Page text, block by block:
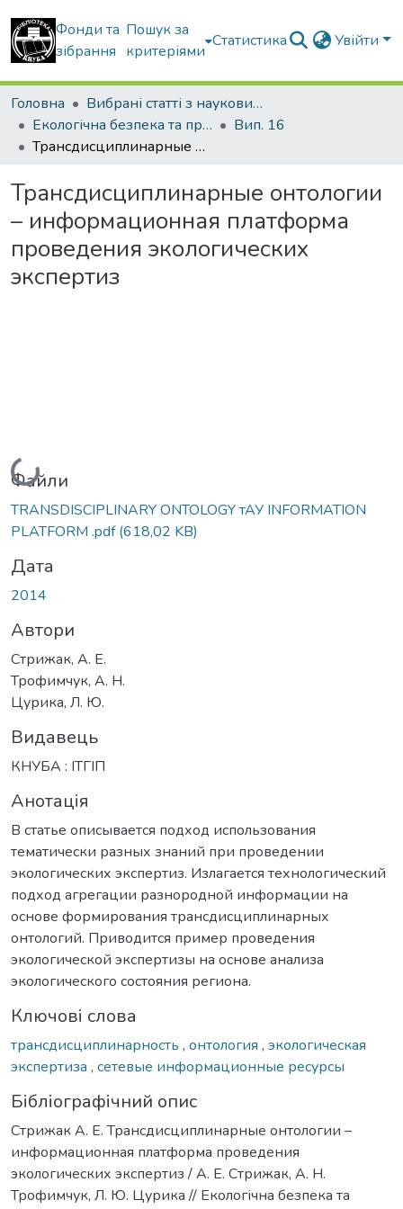
Фонди та
зібрання
Пошук за
критеріями
Статистика Увійти
Головна
Вибрані статті з наукових збірників КНУБА
Екологічна безпека та природокористування
Вип. 16
Трансдисциплинарные онтологии – информационная платформа проведения экологических экспертиз
Трансдисциплинарные онтологии
– информационная платформа
проведения экологических
экспертиз
Вантажиться...
Файли
TRANSDISCIPLINARY ONTOLOGY тАУ INFORMATION
PLATFORM .pdf(618,02 KB)
Дата
2014
Автори
Стрижак, А. Е.
Трофимчук, А. Н.
Цурика, Л. Ю.
Видавець
КНУБА : ІТГІП
Анотація
В статье описывается подход использования
тематически разных знаний при проведении
экологических экспертиз. Излагается технологический
подход агрегации разнородной информации на
основе формирования трансдисциплинарных
онтологий. Приводится пример проведения
экологической экспертизы на основе анализа
экологического состояния региона.
Ключові слова
трансдисциплинарность , онтология , экологическая
экспертиза , сетевые информационные ресурсы
Бібліографічний опис
Стрижак А. Е. Трансдисциплинарные онтологии –
информационная платформа проведения
экологических экспертиз / А. Е. Стрижак, А. Н.
Трофимчук, Л. Ю. Цурика // Екологічна безпека та